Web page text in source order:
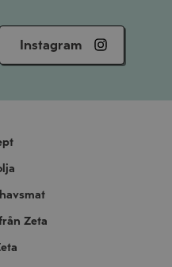
Instagram
Zeta